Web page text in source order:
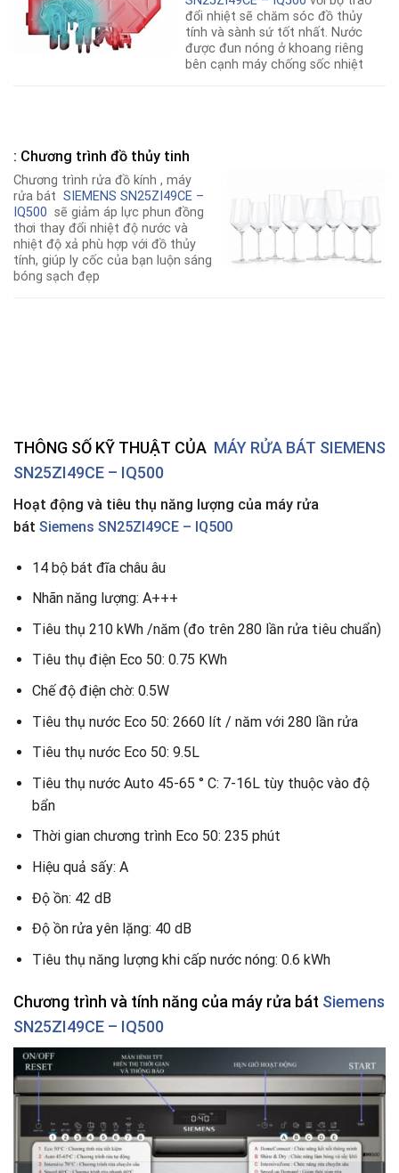
đổi nhiệt sẽ chăm sóc đồ thủy
tính và sành sứ tốt nhất. Nước
được đun nóng ở khoang riêng
bên cạnh máy chống sốc nhiệt
: Chương trình đồ thủy tinh
Chương trình rửa đồ kính , máy
rửa bát SIEMENS SN25ZI49CE –
IQ500 sẽ giảm áp lực phun đồng
thơi thay đổi nhiệt độ nước và
nhiệt độ xả phù hợp với đồ thủy
tính, giúp ly cốc của bạn luộn sáng
bóng sạch đẹp
THÔNG SỐ KỸ THUẬT CỦA MÁY RỬA BÁT SIEMENS
SN25ZI49CE – IQ500
Hoạt động và tiêu thụ năng lượng của máy rửa
bát Siemens SN25ZI49CE – IQ500
14 bộ bát đĩa châu âu
Nhãn năng lượng: A+++
Tiêu thụ 210 kWh /năm (đo trên 280 lần rửa tiêu chuẩn)
Tiêu thụ điện Eco 50: 0.75 KWh
Chế độ điện chờ: 0.5W
Tiêu thụ nước Eco 50: 2660 lít / năm với 280 lần rửa
Tiêu thụ nước Eco 50: 9.5L
Tiêu thụ nước Auto 45-65 ° C: 7-16L tùy thuộc vào độ
bẩn
Thời gian chương trình Eco 50: 235 phút
Hiệu quả sấy: A
Độ ồn: 42 dB
Độ ồn rửa yên lặng: 40 dB
Tiêu thụ năng lượng khi cấp nước nóng: 0.6 kWh
Chương trình và tính năng của máy rửa bát Siemens
SN25ZI49CE – IQ500